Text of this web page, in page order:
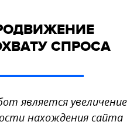
СПРОСА
является увеличение
нахождения сайта